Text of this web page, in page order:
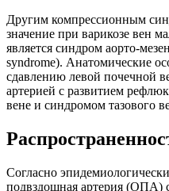
Другим компрессионным
значение при варикозе вен
является синдром аорто-
syndrome). Анатомические
сдавлению левой почечной
артерией с развитием
вене и синдромом тазового
Согласно
подвздошная артерия (ОПА)